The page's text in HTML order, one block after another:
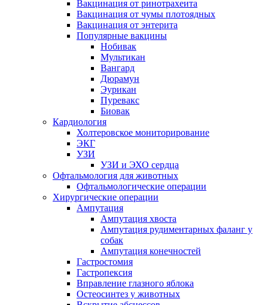
Вакцинация от ринотрахеита
Вакцинация от чумы плотоядных
Вакцинация от энтерита
Популярные вакцины
Нобивак
Мультикан
Вангард
Дюрамун
Эурикан
Пуревакс
Биовак
Кардиология
Холтеровское мониторирование
ЭКГ
УЗИ
УЗИ и ЭХО сердца
Офтальмология для животных
Офтальмологические операции
Хирургические операции
Ампутация
Ампутация хвоста
Ампутация рудиментарных фаланг у
собак
Ампутация конечностей
Гастростомия
Гастропексия
Вправление глазного яблока
Остеосинтез у животных